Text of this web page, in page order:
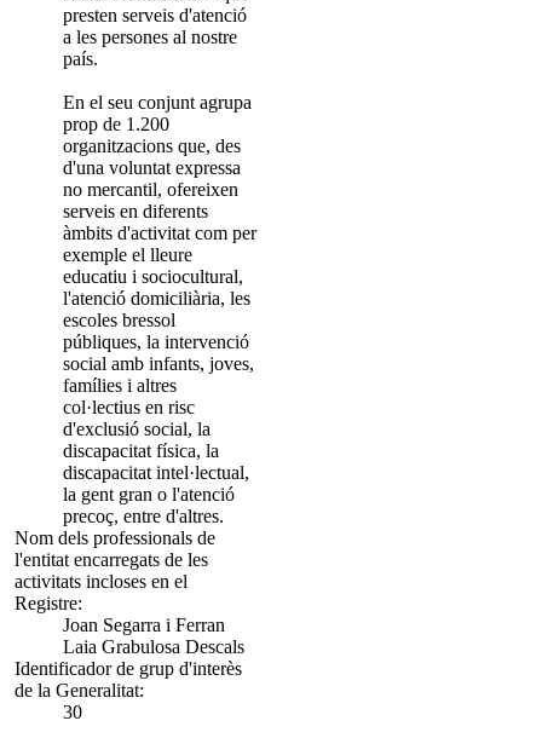
presten serveis d'atenció
a les persones al nostre
país.
En el seu conjunt agrupa
prop de 1.200
organitzacions que, des
d'una voluntat expressa
no mercantil, ofereixen
serveis en diferents
àmbits d'activitat com per
exemple el lleure
educatiu i sociocultural,
l'atenció domiciliària, les
escoles bressol
públiques, la intervenció
social amb infants, joves,
famílies i altres
col·lectius en risc
d'exclusió social, la
discapacitat física, la
discapacitat intel·lectual,
la gent gran o l'atenció
precoç, entre d'altres.
Nom dels professionals de
l'entitat encarregats de les
activitats incloses en el
Registre:
Joan Segarra i Ferran
Laia Grabulosa Descals
Identificador de grup d'interès
de la Generalitat:
30